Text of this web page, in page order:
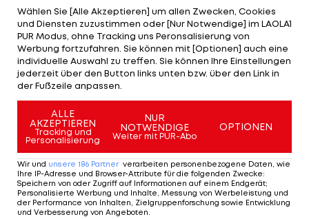
Der 24-jährige Brite war bislang als Testpilot bzw.
Ersatzfahrer bei Lotus tätig. "Es fühlt sich einfach
unglaublich an! Es war ein langer Weg und ich bin
so glücklich, als Fahrer für das nächste Jahr
bestätigt worden zu sein", meint Palmer in einem
ersten Statement.
Mehr zum Thema
Wählen Sie [Alle Akzeptieren] um allen Zwecken, Cookies
und Diensten zuzustimmen oder [Nur Notwendige] im LAOLA1
PUR Modus, ohne Tracking uns Peronsalisierung von
Werbung fortzufahren. Sie können mit [Optionen] auch eine
individuelle Auswahl zu treffen. Sie können Ihre Einstellungen
jederzeit über den Button links unten bzw. über den Link in
der Fußzeile anpassen.
ALLE
AKZEPTIEREN
Tracking und
Personalisierung
NUR
NOTWENDIGE
Weiter mit PUR-Abo
OPTIONEN
Wir und unsere 186 Partner verarbeiten personenbezogene Daten, wie
Ihre IP-Adresse und Browser-Attribute für die folgenden Zwecke:
Speichern von oder Zugriff auf Informationen auf einem Endgerät;
Personalisierte Werbung und Inhalte, Messung von Werbeleistung und
der Performance von Inhalten, Zielgruppenforschung sowie Entwicklung
und Verbesserung von Angeboten.